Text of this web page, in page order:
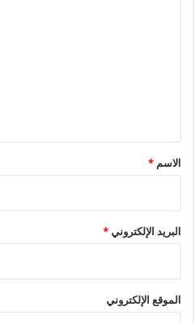
*
الاسم *
البريد الإلكتروني*
الموقع الإلكتروني